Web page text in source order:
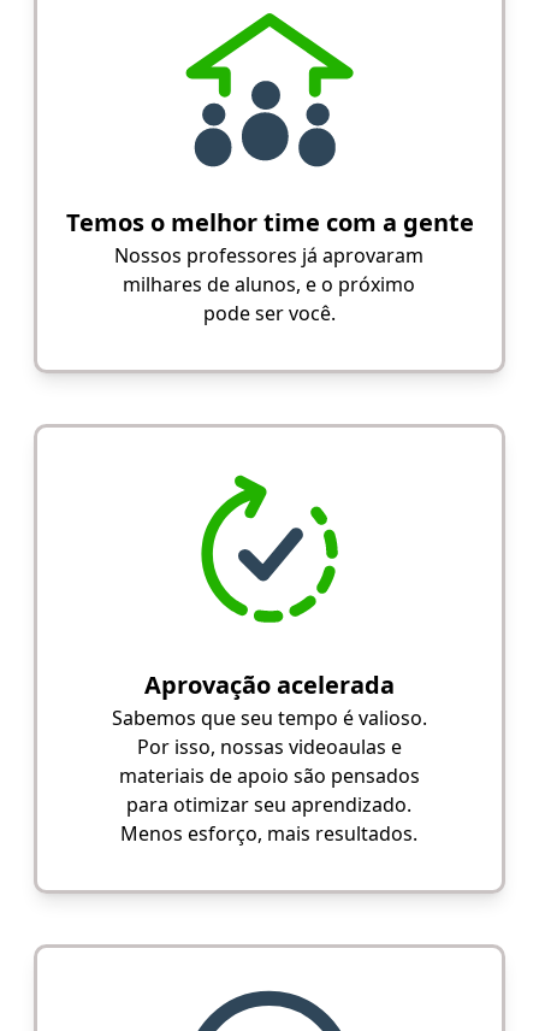
Temos o melhor time com a gente
Nossos professores já aprovaram
milhares de alunos, e o próximo
pode ser você.
Aprovação acelerada
Sabemos que seu tempo é valioso.
Por isso, nossas videoaulas e
materiais de apoio são pensados
para otimizar seu aprendizado.
Menos esforço, mais resultados.